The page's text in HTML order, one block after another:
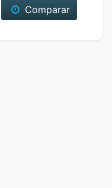
Comparar